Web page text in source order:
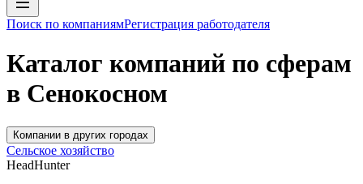
Поиск по компаниямРегистрация работодателя
Каталог компаний по сферам
в Сенокосном
Компании в других городах
Сельское хозяйство
HeadHunter